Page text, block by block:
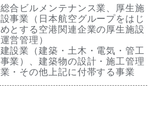
総合ビルメンテナンス業、厚生施
設事業（日本航空グループをはじ
めとする空港関連企業の厚生施設
運営管理）
建設業（建築・土木・電気・管工
事業）、建築物の設計・施工管理
業・その他上記に付帯する事業